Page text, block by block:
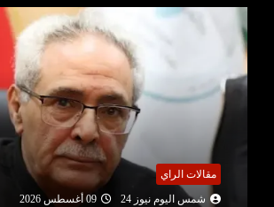
مقالات الراي
شمس اليوم نيوز 24
09 أغسطس 2026